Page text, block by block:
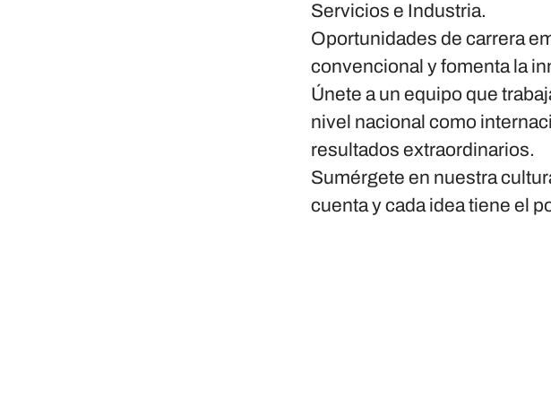
Servicios e Industria.
Oportunidades de carrera
convencional y fomenta la
Únete a un equipo que
nivel nacional como
resultados extraordinarios.
Sumérgete en nuestra
cuenta y cada idea tiene el